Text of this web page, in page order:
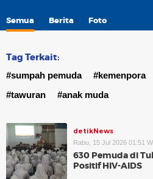
Semua Berita Foto
Tag Terkait:
#sumpah pemuda #kemenpora
#tawuran
#anak muda
detikNews
Rabu, 15 Jul 2026 01:51
630 Pemuda di
Positif HIV-AIDS